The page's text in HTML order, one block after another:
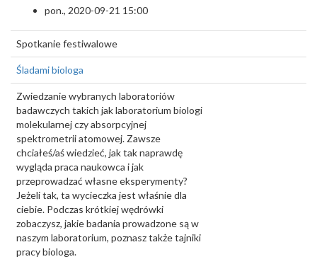
pon., 2020-09-21 15:00
Spotkanie festiwalowe
Śladami biologa
Zwiedzanie wybranych laboratoriów
badawczych takich jak laboratorium biologi
molekularnej czy absorpcyjnej
spektrometrii atomowej. Zawsze
chciałeś/aś wiedzieć, jak tak naprawdę
wygląda praca naukowca i jak
przeprowadzać własne eksperymenty?
Jeżeli tak, ta wycieczka jest właśnie dla
ciebie. Podczas krótkiej wędrówki
zobaczysz, jakie badania prowadzone są w
naszym laboratorium, poznasz także tajniki
pracy biologa.